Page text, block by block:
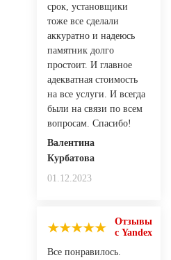
срок, установщики
тоже все сделали
аккуратно и надеюсь
памятник долго
простоит. И главное
адекватная стоимость
на все услуги. И всегда
были на связи по всем
вопросам. Спасибо!
Валентина
Курбатова
01.12.2023
Отзывы
с Yandex
Все понравилось.